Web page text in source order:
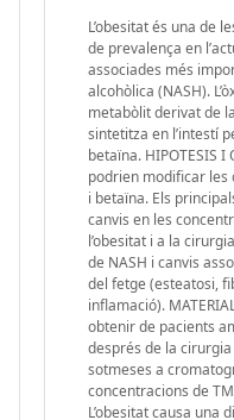
L’obesitat és una de
de prevalença en
associades més
alcohòlica (NASH).
metabòlit derivat de
sintetitza en l’intestí
betaïna. HIPOTESIS I
podrien modificar les
i betaïna. Els
canvis en les
l’obesitat i a la
de NASH i canvis
del fetge (esteatosi,
inflamació).
obtenir de pacients
després de la
sotmeses a
concentracions de
L’obesitat causa una